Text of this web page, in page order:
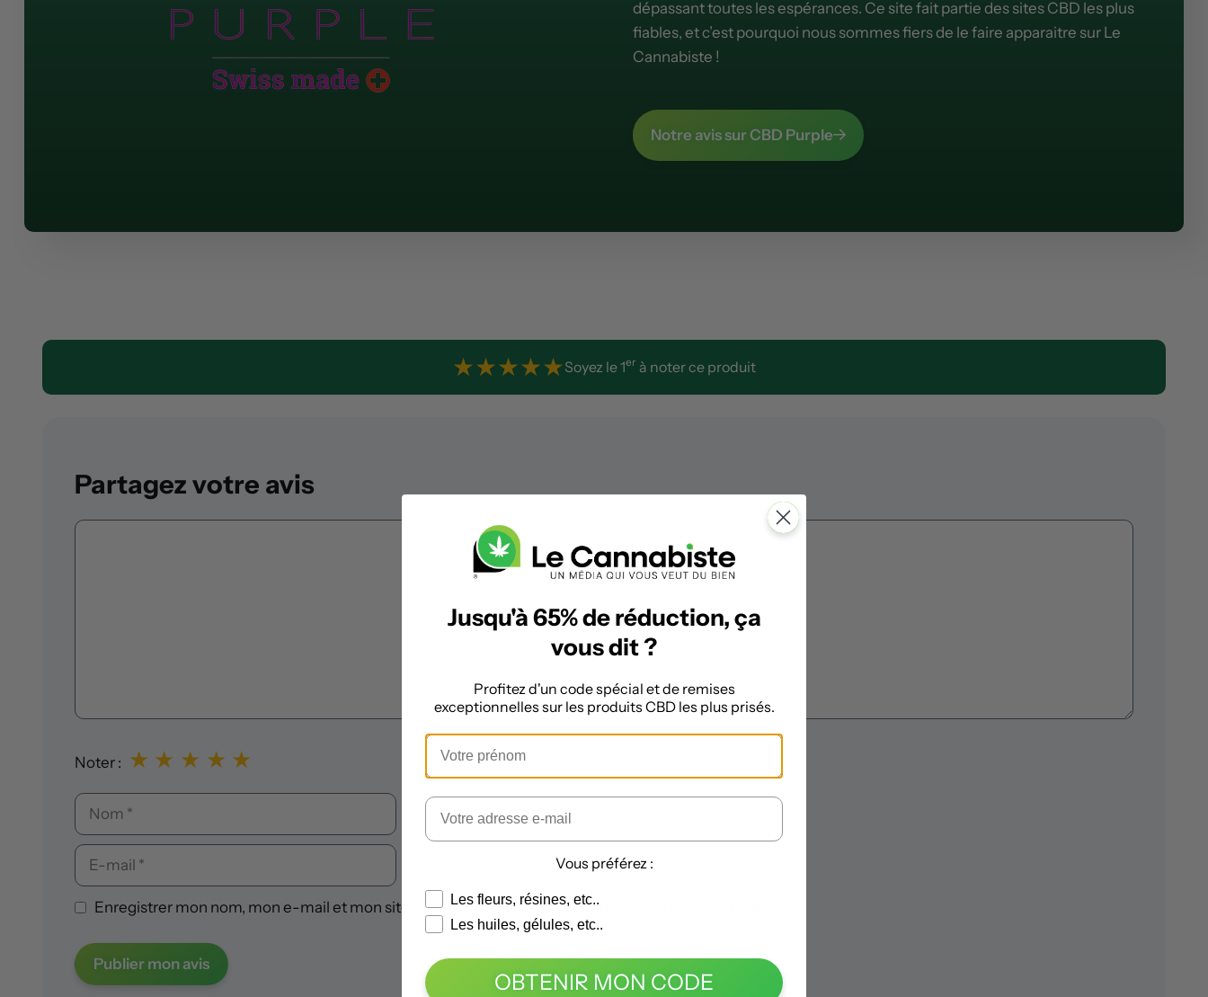
dépassant toutes les espérances. Ce site fait partie des sites CBD les plus
fiables, et c’est pourquoi nous sommes fiers de le faire apparaitre sur Le
Cannabiste !
Notre avis sur CBD Purple
★★★★★Soyez le 1er à noter ce produit
Partagez votre avis
Commentaire
Noter : ★
★
★
★
★
Nom
E-
mail
Enregistrer mon nom, mon e-mail et mon site dans le navigateur pour mon prochain commentaire.
Jusqu'à 65% de réduction, ça
vous dit ?
Profitez d'un code spécial et de remises
exceptionnelles sur les produits CBD les plus prisés.
Vous préférez :
Les fleurs, résines, etc..
Les huiles, gélules, etc..
OBTENIR MON CODE